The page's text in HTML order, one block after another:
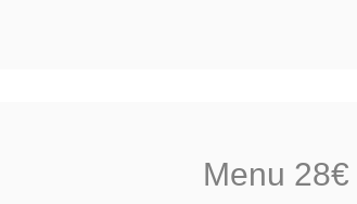
Menu 28€